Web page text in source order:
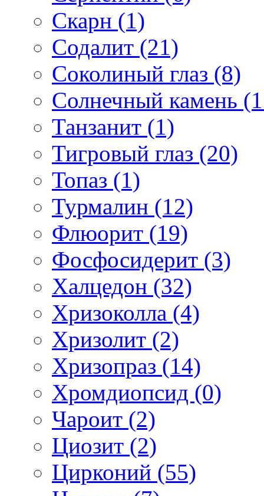
Скарн (1)
Содалит (21)
Соколиный глаз (8)
Солнечный камень
Танзанит (1)
Тигровый глаз (20)
Топаз (1)
Турмалин (12)
Флюорит (19)
Фосфосидерит (3)
Халцедон (32)
Хризоколла (4)
Хризолит (2)
Хризопраз (14)
Хромдиопсид (0)
Чароит (2)
Циозит (2)
Цирконий (55)